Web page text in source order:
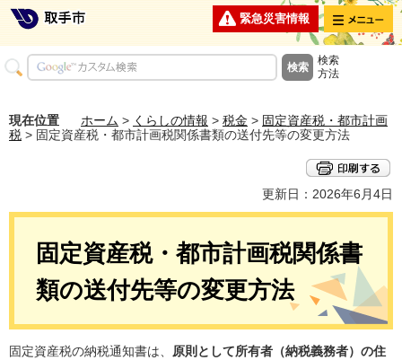
緊急災害情報 メニュー
検索
方法
現在位置 ホーム > くらしの情報 > 税金 > 固定資産税・都市計画
税 > 固定資産税・都市計画税関係書類の送付先等の変更方法
更新日：2026年6月4日
固定資産税・都市計画税関係書
類の送付先等の変更方法
固定資産税の納税通知書は、 原則として所有者（納税義務者）の住